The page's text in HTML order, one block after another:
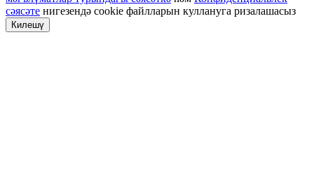
сәясәте нигезендә cookie файлларын куллануга ризалашасыз
Килешү